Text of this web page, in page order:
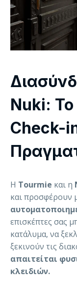
Nuki:
Check-
Η Tourmie και η
και προσφέρουν
επισκέπτες σας
κατάλυμα, να
ξεκινούν τις
απαιτείται
κλειδιών.